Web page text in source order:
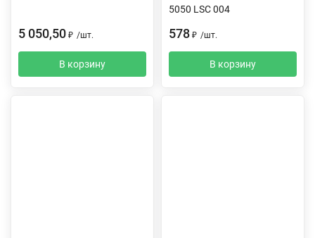
5 050,50 ₽ /шт.
В корзину
5050 LSC 004
578 ₽ /шт.
В корзину